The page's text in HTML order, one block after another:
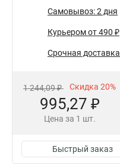
Самовывоз: 2 дня
Курьером от 490 ₽
Срочная
1 244,09 ₽ Скидка 20%
995,27 ₽
Цена за 1 шт.
Быстрый заказ